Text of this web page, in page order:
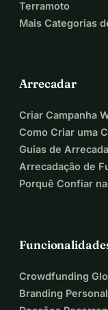
Terramoto
Mais Categorias
Arrecadar
Criar Campanha
Como Criar uma
Guias de
Arrecadação de
Porquê Confiar
Crowdfunding
Branding